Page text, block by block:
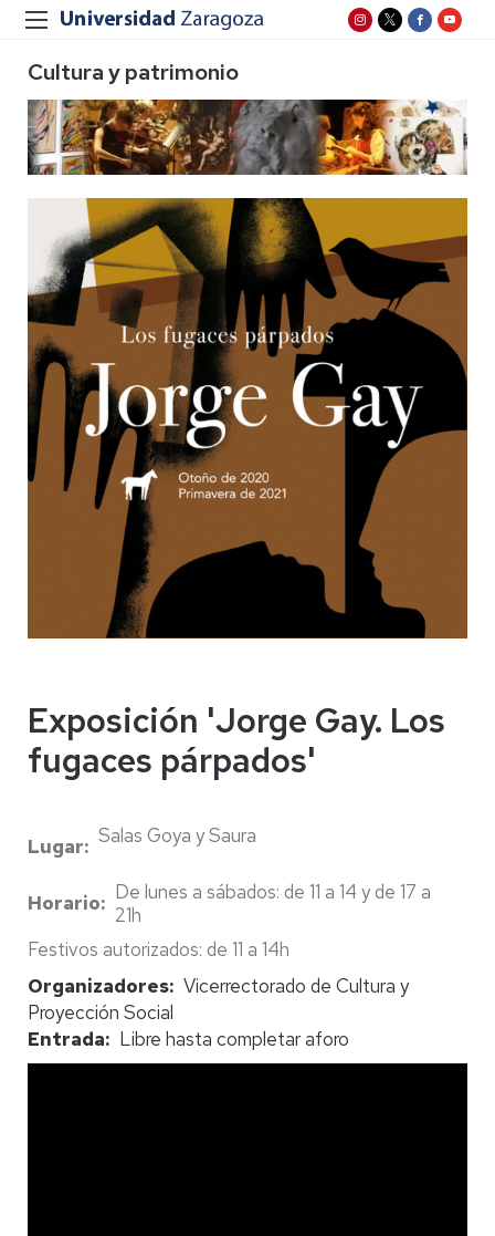
Cultura y patrimonio
Exposición 'Jorge Gay. Los
fugaces párpados'
Lugar Salas Goya y Saura
Horario
De lunes a sábados: de 11 a 14 y de 17 a
21h
Festivos autorizados: de 11 a 14h
Organizadores Vicerrectorado de Cultura y
Proyección Social
Entrada
Libre hasta completar aforo